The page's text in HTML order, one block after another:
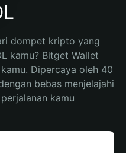
dompet kripto yang
kamu? Bitget Wallet
Dipercaya oleh 40
bebas menjelajahi
kamu